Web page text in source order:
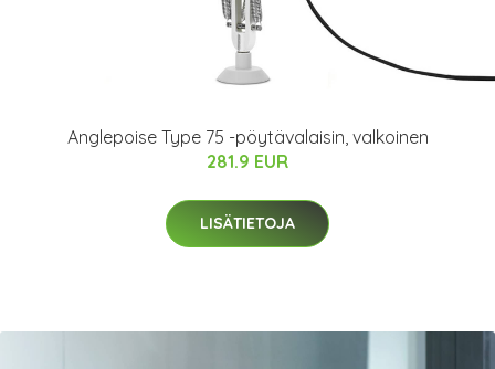
Anglepoise Type 75 -pöytävalaisin, valkoinen
281.9 EUR
LISÄTIETOJA